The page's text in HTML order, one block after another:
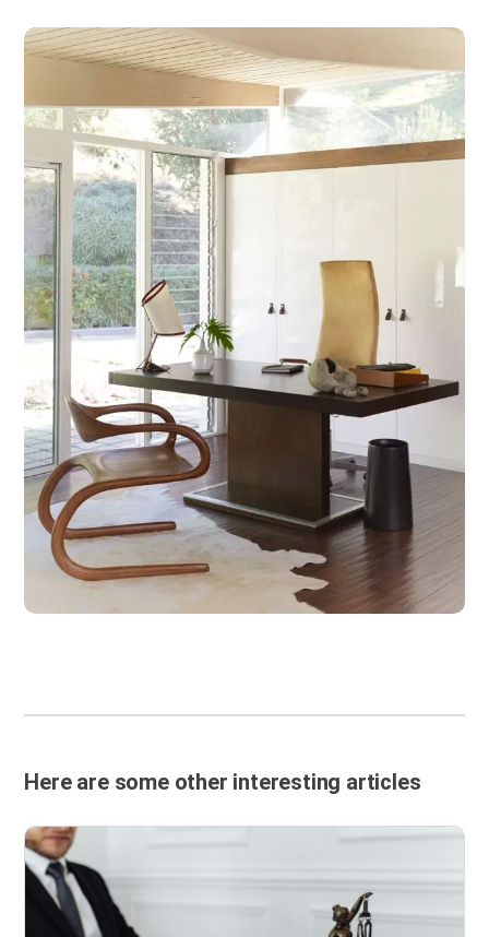
Here are some other interesting articles